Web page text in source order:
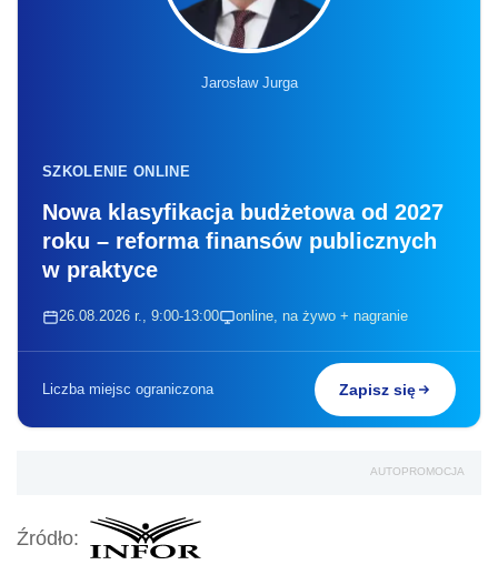
Jarosław Jurga
SZKOLENIE ONLINE
Nowa klasyfikacja budżetowa od 2027
roku – reforma finansów publicznych
w praktyce
26.08.2026 r., 9:00-13:00 online, na żywo + nagranie
Liczba miejsc ograniczona Zapisz się
AUTOPROMOCJA
Źródło: